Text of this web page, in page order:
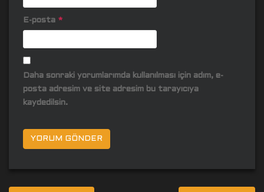
E-posta *
Daha sonraki yorumlarımda kullanılması için adım, e-
posta adresim ve site adresim bu tarayıcıya
kaydedilsin.